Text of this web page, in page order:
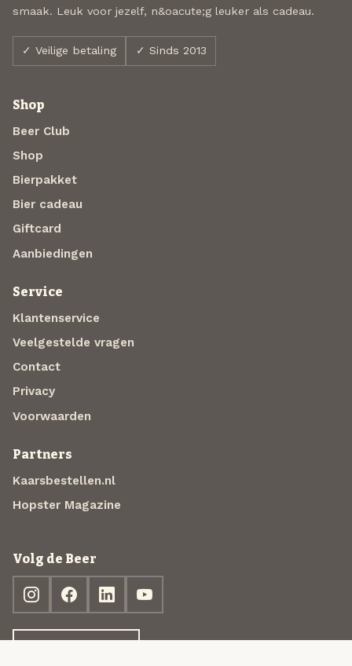
smaak. Leuk voor jezelf, n&oacute;g leuker als cadeau.
✓ Veilige betaling ✓ Sinds 2013
Shop
Beer Club
Shop
Bierpakket
Bier cadeau
Giftcard
Aanbiedingen
Service
Klantenservice
Veelgestelde vragen
Contact
Privacy
Voorwaarden
Partners
Kaarsbestellen.nl
Hopster Magazine
Volg de Beer